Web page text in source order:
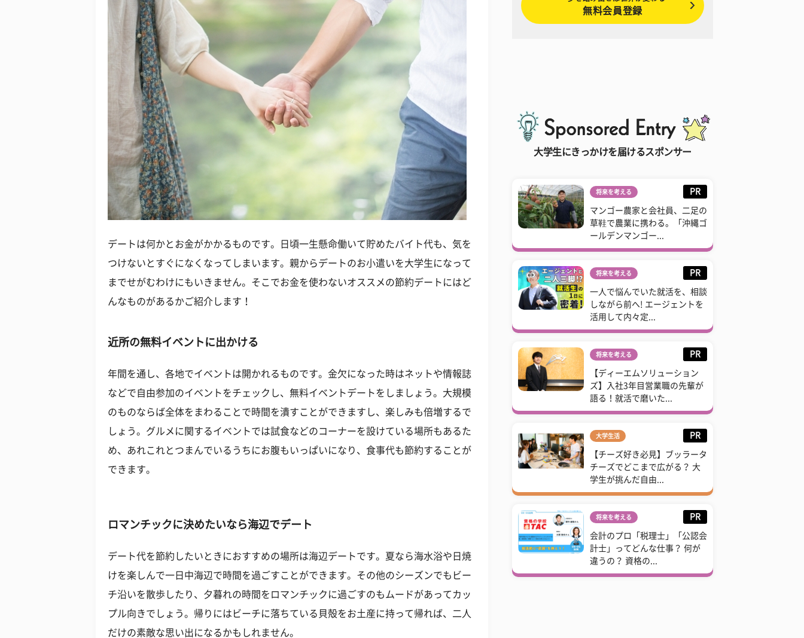
デートは何かとお金がかかるものです。日頃一生懸命働いて貯めたバイト代も、気を
つけないとすぐになくなってしまいます。親からデートのお小遣いを大学生になって
までせがむわけにもいきません。そこでお金を使わないオススメの節約デートにはど
んなものがあるかご紹介します！
近所の無料イベントに出かける
年間を通し、各地でイベントは開かれるものです。金欠になった時はネットや情報誌
などで自由参加のイベントをチェックし、無料イベントデートをしましょう。大規模
のものならば全体をまわることで時間を潰すことができますし、楽しみも倍増するで
しょう。グルメに関するイベントでは試食などのコーナーを設けている場所もあるた
め、あれこれとつまんでいるうちにお腹もいっぱいになり、食事代も節約することが
できます。
ロマンチックに決めたいなら海辺でデート
デート代を節約したいときにおすすめの場所は海辺デートです。夏なら海水浴や日焼
けを楽しんで一日中海辺で時間を過ごすことができます。その他のシーズンでもビー
チ沿いを散歩したり、夕暮れの時間をロマンチックに過ごすのもムードがあってカッ
プル向きでしょう。帰りにはビーチに落ちている貝殻をお土産に持って帰れば、二人
だけの素敵な思い出になるかもしれません。
無料会員登録
大学生にきっかけを届けるスポンサー
将来を考える PR
マンゴー農家と会社員、二足の
草鞋で農業に携わる。「沖縄ゴ
ールデンマンゴー...
将来を考える PR
一人で悩んでいた就活を、相談
しながら前へ! エージェントを
活用して内々定...
将来を考える PR
【ディーエムソリューション
ズ】入社3年目営業職の先輩が
語る！就活で磨いた...
大学生活 PR
【チーズ好き必見】ブッラータ
チーズでどこまで広がる？ 大
学生が挑んだ自由...
将来を考える PR
会計のプロ「税理士」「公認会
計士」ってどんな仕事？ 何が
違うの？ 資格の...